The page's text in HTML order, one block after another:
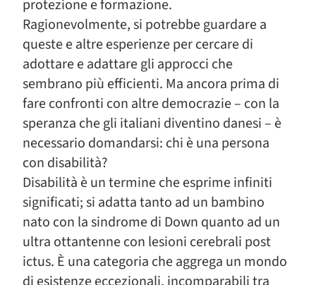
protezione e formazione.
Ragionevolmente, si potrebbe guardare a
queste e altre esperienze per cercare di
adottare e adattare gli approcci che
sembrano più efficienti. Ma ancora prima di
fare confronti con altre democrazie – con la
speranza che gli italiani diventino danesi – è
necessario domandarsi: chi è una persona
con disabilità?
Disabilità è un termine che esprime infiniti
significati; si adatta tanto ad un bambino
nato con la sindrome di Down quanto ad un
ultra ottantenne con lesioni cerebrali post
ictus. È una categoria che aggrega un mondo